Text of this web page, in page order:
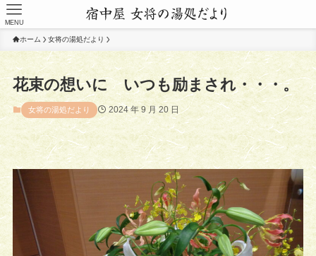
MENU
ホーム 女将の湯処だより
花束の想いに いつも励まされ・・・。
女将の湯処だより 2024 年 9 月 20 日